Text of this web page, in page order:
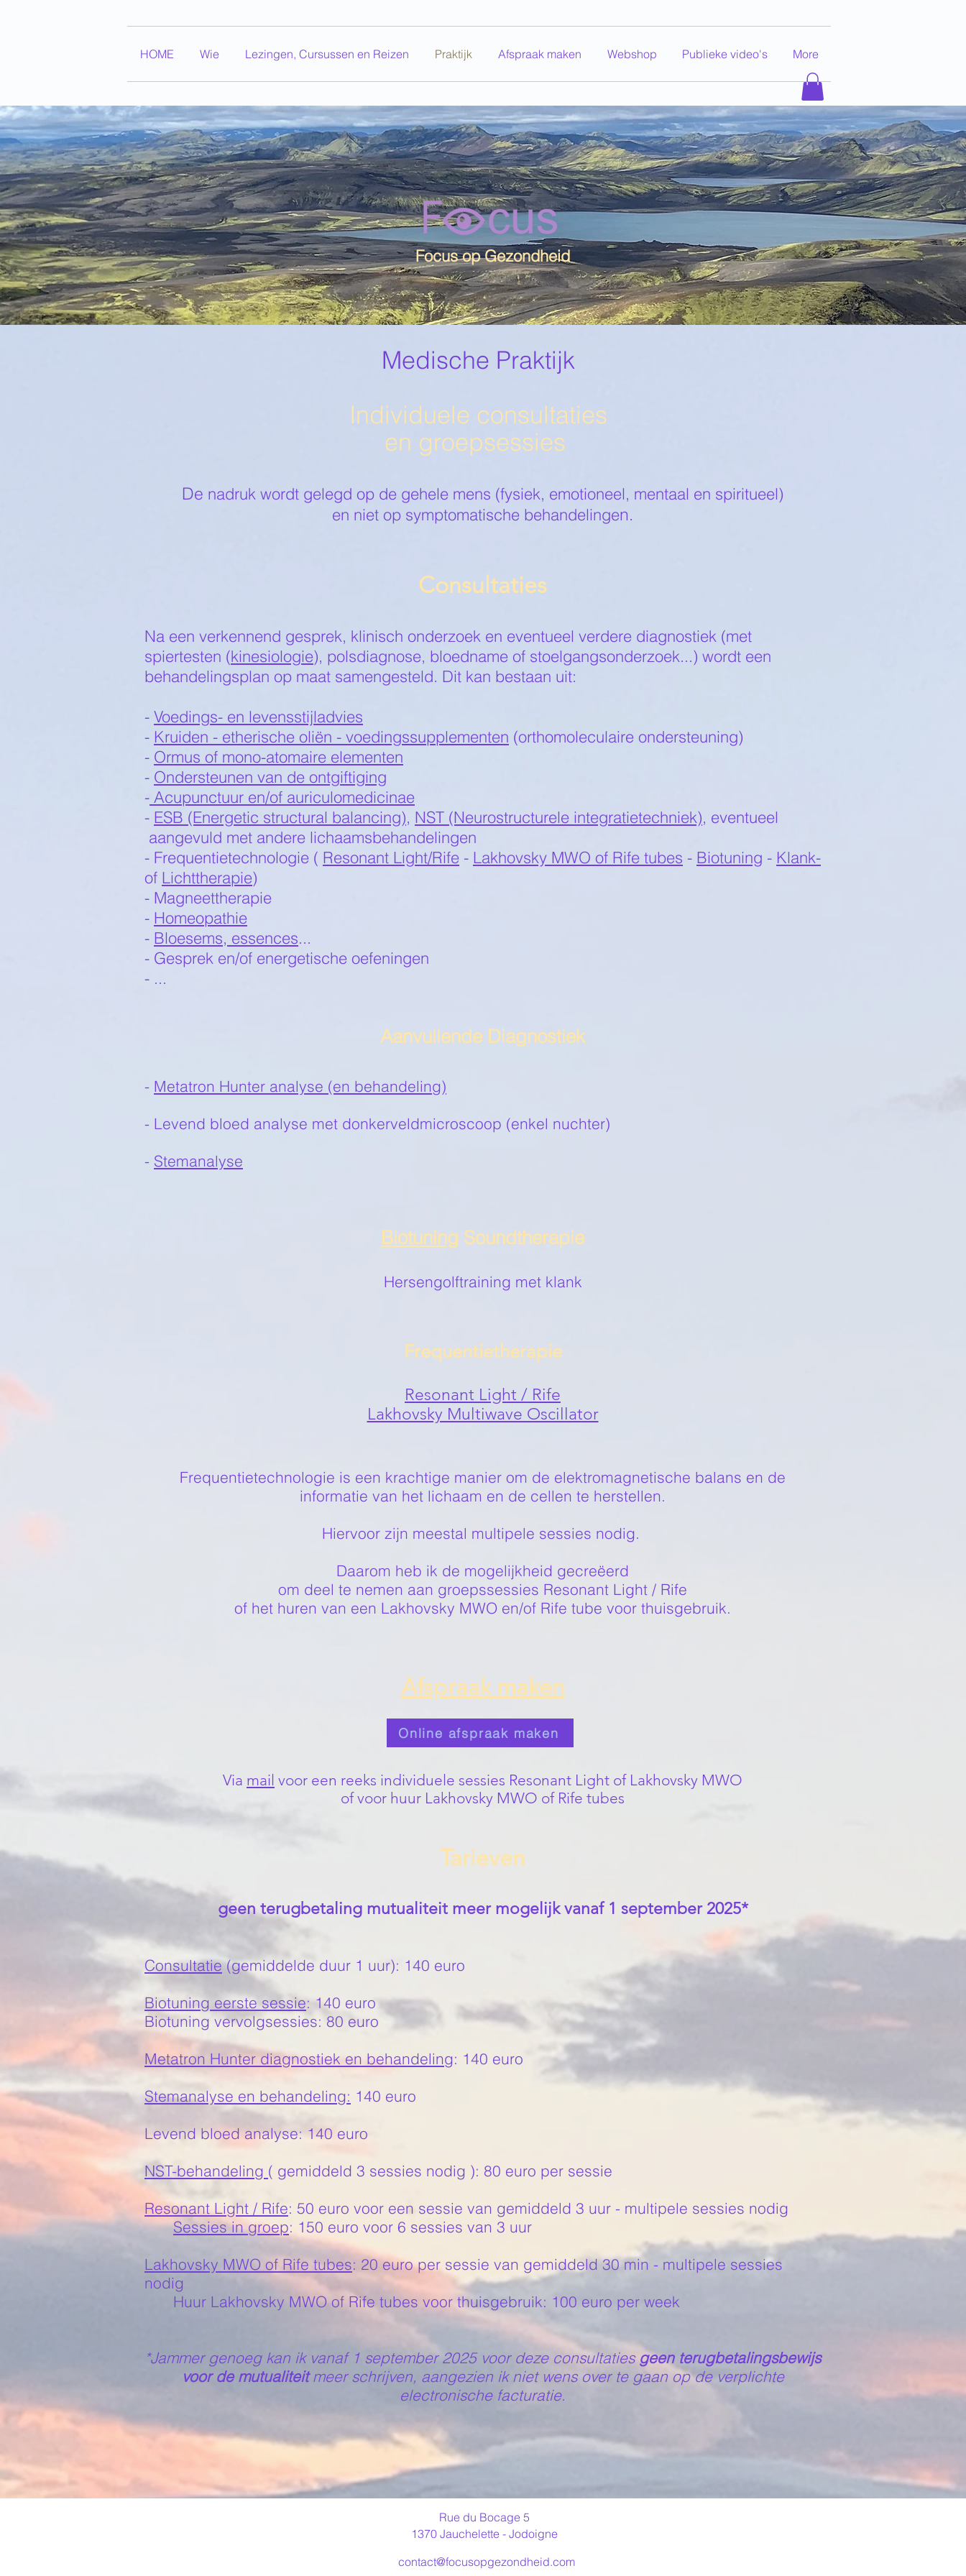
HOME Wie Lezingen, Cursussen en Reizen Praktijk Afspraak maken Webshop Publieke video's More
Focus op Gezondheid
Medische Praktijk
Individuele consultaties
en groepsessies
De nadruk wordt gelegd op de gehele mens (fysiek, emotioneel, mentaal en spiritueel)
en niet op symptomatische behandelingen.
Consultaties
Na een verkennend gesprek, klinisch onderzoek en eventueel verdere diagnostiek (met
spiertesten (kinesiologie), polsdiagnose, bloedname of stoelgangsonderzoek...) wordt een
behandelingsplan op maat samengesteld. Dit kan bestaan uit:
- Voedings- en levensstijladvies
- Kruiden - etherische oliën - voedingssupplementen (orthomoleculaire ondersteuning)
- Ormus of mono-atomaire elementen
- Ondersteunen van de ontgiftiging
- Acupunctuur en/of auriculomedicinae
- ESB (Energetic structural balancing), NST (Neurostructurele integratietechniek), eventueel
aangevuld met andere lichaamsbehandelingen
- Frequentietechnologie ( Resonant Light/Rife - Lakhovsky MWO of Rife tubes - Biotuning - Klank-
of Lichttherapie)
- Magneettherapie
- Homeopathie
- Bloesems, essences...
- Gesprek en/of energetische oefeningen
- ...
Aanvullende Diagnostiek
- Metatron Hunter analyse (en behandeling)
- Levend bloed analyse met donkerveldmicroscoop (enkel nuchter)
- Stemanalyse
Biotuning Soundtherapie
Hersengolftraining met klank
Frequentietherapie
Resonant Light / Rife
Lakhovsky Multiwave Oscillator
Frequentietechnologie is een krachtige manier om de elektromagnetische balans en de
informatie van het lichaam en de cellen te herstellen.
Hiervoor zijn meestal multipele sessies nodig.
Daarom heb ik de mogelijkheid gecreëerd
om deel te nemen aan groepssessies Resonant Light / Rife
of het huren van een Lakhovsky MWO en/of Rife tube voor thuisgebruik.
Afspraak maken
Via mail voor een reeks individuele sessies Resonant Light of Lakhovsky MWO
of voor huur Lakhovsky MWO of Rife tubes
Tarieven
geen terugbetaling mutualiteit meer mogelijk vanaf 1 september 2025*
Consultatie(gemiddelde duur 1 uur): 140 euro
Biotuning eerste sessie: 140 euro
Biotuning vervolgsessies: 80 euro
Metatron Hunter diagnostiek en behandeling: 140 euro
Stemanalyse en behandeling: 140 euro
Levend bloed analyse: 140 euro
NST-behandeling ( gemiddeld 3 sessies nodig ): 80 euro per sessie
Resonant Light / Rife: 50 euro voor een sessie van gemiddeld 3 uur - multipele sessies nodig
Sessies in groep: 150 euro voor 6 sessies van 3 uur
Lakhovsky MWO of Rife tubes: 20 euro per sessie van gemiddeld 30 min - multipele sessies
nodig
Huur Lakhovsky MWO of Rife tubes voor thuisgebruik: 100 euro per week
*Jammer genoeg kan ik vanaf 1 september 2025 voor deze consultaties geen terugbetalingsbewijs
voor de mutualiteitmeer schrijven, aangezien ik niet wens over te gaan op de verplichte
electronische facturatie.
Online afspraak maken
Rue du Bocage 5
1370 Jauchelette - Jodoigne
contact@focusopgezondheid.com